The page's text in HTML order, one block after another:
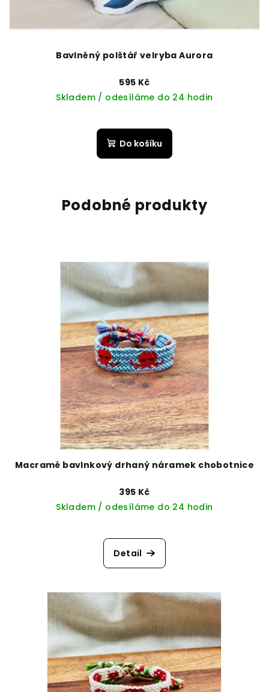
Bavlněný polštář velryba Aurora
595 Kč
Skladem / odesíláme do 24 hodin
Do košíku
Podobné produkty
Macramé bavlnkový drhaný náramek chobotnice
395 Kč
Skladem / odesíláme do 24 hodin
Detail